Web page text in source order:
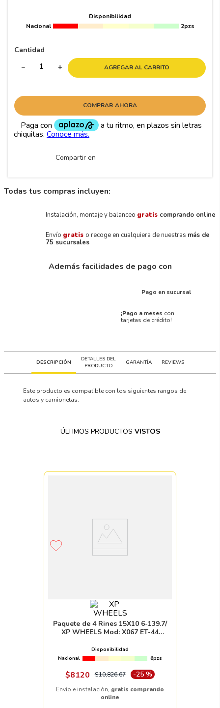
Disponibilidad
Nacional
2pzs
Cantidad
＋
－ AGREGAR AL CARRITO
COMPRAR AHORA
Compartir en
Todas tus compras incluyen:
Instalación, montaje y balanceo gratis comprando online
Envío gratis o recoge en cualquiera de nuestras más de
75 sucursales
Además facilidades de pago con
Pago en sucursal
¡Pago a meses con
tarjetas de crédito!
DESCRIPCIÓN
DETALLES DEL
PRODUCTO
GARANTÍA REVIEWS
Este producto es compatible con los siguientes rangos de
autos y camionetas:
ÚLTIMOS PRODUCTOS VISTOS
Paquete de 4 Rines 15X10 6-139.7/
XP WHEELS Mod: X067 ET-44
Disponibilidad
Nacional
6pzs
$8120 $10,826.67 -25 %
Envío e instalación, gratis comprando
online